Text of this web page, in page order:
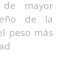
de mayor
de la
peso más